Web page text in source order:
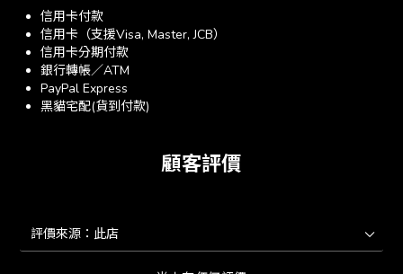
信用卡付款
信用卡（支援Visa, Master, JCB）
信用卡分期付款
銀行轉帳／ATM
PayPal Express
黑貓宅配(貨到付款)
顧客評價